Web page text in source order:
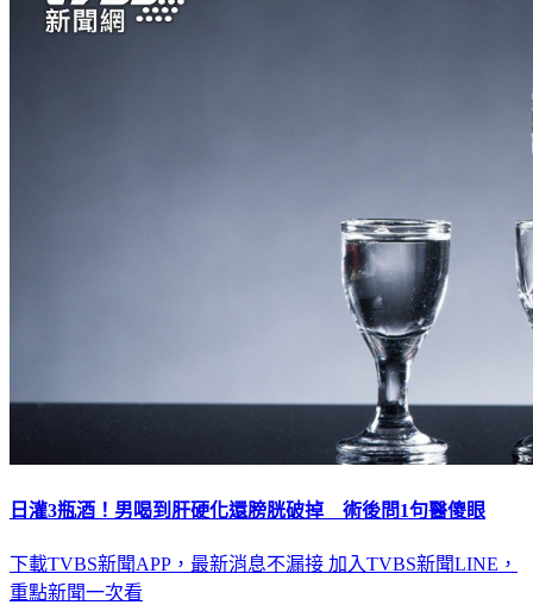
日灌3瓶酒！男喝到肝硬化還膀胱破掉 術後問1句醫傻眼
下載TVBS新聞APP，最新消息不漏接 加入TVBS新聞LINE，
重點新聞一次看